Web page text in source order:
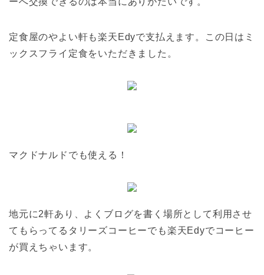
定食屋のやよい軒も楽天Edyで支払えます。この日はミ
ックスフライ定食をいただきました。
マクドナルドでも使える！
地元に2軒あり、よくブログを書く場所として利用させ
てもらってるタリーズコーヒーでも楽天Edyでコーヒー
が買えちゃいます。